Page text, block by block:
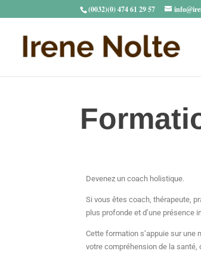
(0032)(0) 474 61 29 57
Devenez un coach holistique.
Si vous êtes coach, thérapeute,
plus profonde et d’une présence
Cette formation s’appuie sur
votre compréhension de la